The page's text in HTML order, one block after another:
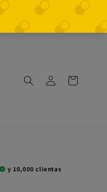
Iniciar
sesión
Carrito
y 10,000 clientas